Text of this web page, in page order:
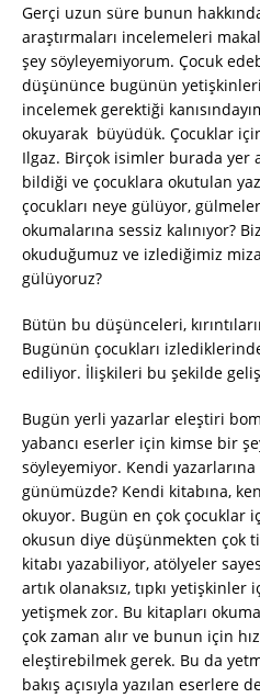
Gerçi uzun süre bunun
araştırmaları incelemeleri
şey söyleyemiyorum. Çocuk
düşününce bugünün
incelemek gerektiği
okuyarak büyüdük. Çocuklar
Ilgaz. Birçok isimler burada
bildiği ve çocuklara okutulan
çocukları neye gülüyor,
okumalarına sessiz kalınıyor?
okuduğumuz ve izlediğimiz
gülüyoruz?
Bütün bu düşünceleri,
Bugünün çocukları
ediliyor. İlişkileri bu şekilde
Bugün yerli yazarlar eleştiri
yabancı eserler için kimse bir
söyleyemiyor. Kendi yazarlarına
günümüzde? Kendi kitabına,
okuyor. Bugün en çok çocuklar
okusun diye düşünmekten çok
kitabı yazabiliyor, atölyeler
artık olanaksız, tıpkı
yetişmek zor. Bu kitapları
çok zaman alır ve bunun için
eleştirebilmek gerek. Bu da
bakış açısıyla yazılan eserlere